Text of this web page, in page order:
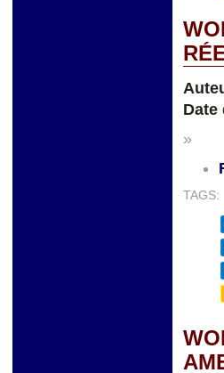
Date
»
TAGS: